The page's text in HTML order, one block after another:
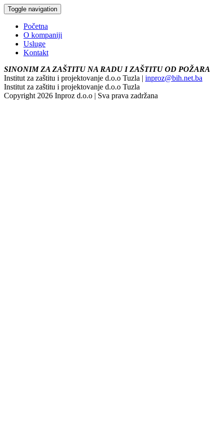
Toggle navigation
Početna
O kompaniji
Usluge
Kontakt
SINONIM ZA ZAŠTITU NA RADU I ZAŠTITU OD POŽARA
Institut za zaštitu i projektovanje d.o.o Tuzla | inproz@bih.net.ba
Institut za zaštitu i projektovanje d.o.o Tuzla
Copyright 2026 Inproz d.o.o | Sva prava zadržana